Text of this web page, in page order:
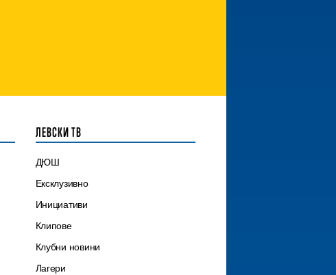
ЛЕВСКИ ТВ
ДЮШ
Ексклузивно
Инициативи
Клипове
Клубни новини
Лагери